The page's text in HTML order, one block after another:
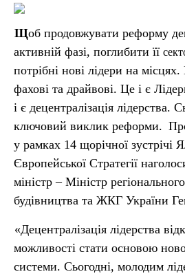
Щоб продовжувати реформу децентралізації в
активній фазі, поглибити її
потрібні нові лідери на місцях.
фахові та драйвові. Це і є
і є децентралізація лідерства.
ключовий виклик реформи.
у рамках 14 щорічної зустрічі
Європейської Стратегії
міністр – Міністр
будівництва та ЖКГ України
«Децентралізація лідерства
можливості стати основою
системи. Сьогодні, молодим